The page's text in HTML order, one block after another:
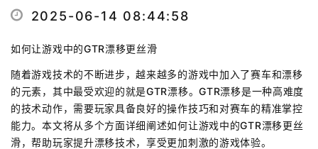
2025-06-14 08:44:58
如何让游戏中的GTR漂移更丝滑
随着游戏技术的不断进步，越来越多的游戏中加入了赛车和漂移
的元素，其中最受欢迎的就是GTR漂移。GTR漂移是一种高难度
的技术动作，需要玩家具备良好的操作技巧和对赛车的精准掌控
能力。本文将从多个方面详细阐述如何让游戏中的GTR漂移更丝
滑，帮助玩家提升漂移技术，享受更加刺激的游戏体验。